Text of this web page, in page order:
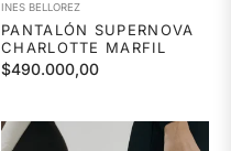
INES BELLOREZ
PANTALÓN SUPERNOVA
CHARLOTTE MARFIL
Precio
$490.000,00